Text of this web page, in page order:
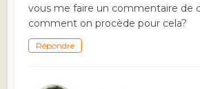
vous me faire un commentaire de
comment on procède pour cela?
Répondre